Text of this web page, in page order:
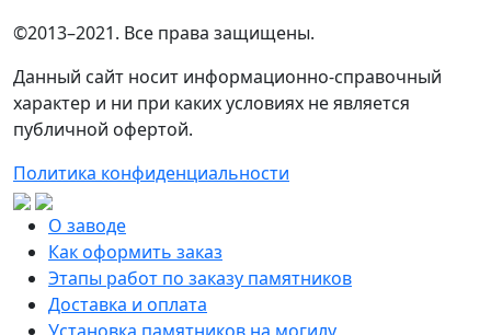
©2013–2021. Все права защищены.
Данный сайт носит информационно-справочный
характер и ни при каких условиях не является
публичной офертой.
Политика конфиденциальности
О заводе
Как оформить заказ
Этапы работ по заказу памятников
Доставка и оплата